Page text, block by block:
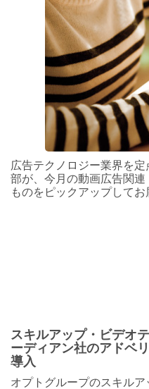
広告テクノロジー業界を
部が、今月の動画広告関
ものをピックアップしてお
スキルアップ・ビデオ
ーディアン社のアドベ
導入
オプトグループのスキル